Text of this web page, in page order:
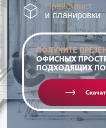
ПОЛУЧИТЕ
ОФИСНЫХ
ПОДХОДЯЩИХ
Прайс-лист
и планировки